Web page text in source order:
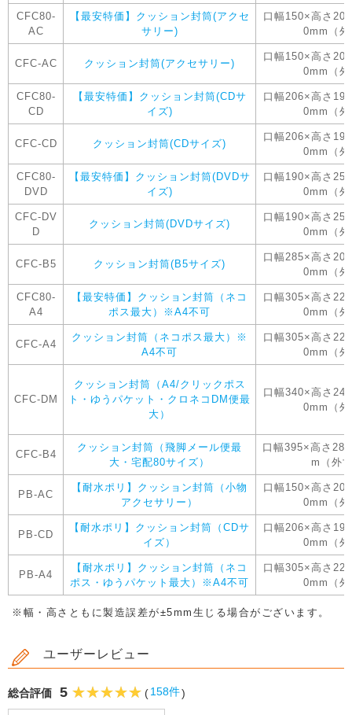
CFC80-
AC
【最安特価】クッション封筒(アクセ
サリー)
口幅150×高さ
0mm（
CFC-AC クッション封筒(アクセサリー)
口幅150×高さ
0mm（
CFC80-
CD
【最安特価】クッション封筒(CDサ
イズ)
口幅206×高さ
0mm（
CFC-CD クッション封筒(CDサイズ)
口幅206×高さ
0mm（
CFC80-
DVD
【最安特価】クッション封筒(DVDサ
イズ)
口幅190×高さ
0mm（
CFC-DV
D
クッション封筒(DVDサイズ)
口幅190×高さ
0mm（
CFC-B5 クッション封筒(B5サイズ)
口幅285×高さ
0mm（
CFC80-
A4
【最安特価】クッション封筒（ネコ
ポス最大）※A4不可
口幅305×高さ
0mm（
CFC-A4
クッション封筒（ネコポス最大）※
A4不可
口幅305×高さ
0mm（
CFC-DM
クッション封筒（A4/クリックポス
ト・ゆうパケット・クロネコDM便最
大）
口幅340×高さ
0mm（
CFC-B4
クッション封筒（飛脚メール便最
大・宅配80サイズ）
口幅395×高さ
m（外
PB-AC
【耐水ポリ】クッション封筒（小物
アクセサリー）
口幅150×高さ
0mm（
PB-CD
【耐水ポリ】クッション封筒（CDサ
イズ）
口幅206×高さ
0mm（
PB-A4
【耐水ポリ】クッション封筒（ネコ
ポス・ゆうパケット最大）※A4不可
口幅305×高さ
0mm（
※幅・高さともに製造誤差が±5mm生じる場合がございます。
ユーザーレビュー
総合評価 5 (158件)